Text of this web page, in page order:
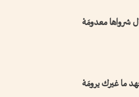
معدومَهْ
يرومَهْ